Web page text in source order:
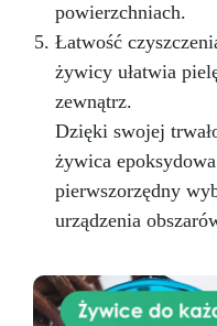
powierzchniach.
Łatwość
żywicy ułatwia
zewnątrz.
Dzięki swojej
żywica
pierwszorzędny
urządzenia